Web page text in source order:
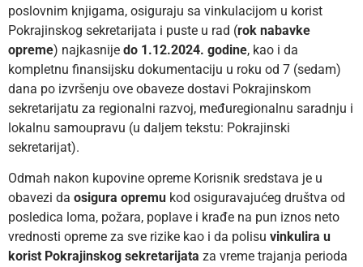
poslovnim knjigama, osiguraju sa vinkulacijom u korist
Pokrajinskog sekretarijata i puste u rad (rok nabavke
opreme) najkasnije do 1.12.2024. godine, kao i da
kompletnu finansijsku dokumentaciju u roku od 7 (sedam)
dana po izvršenju ove obaveze dostavi Pokrajinskom
sekretarijatu za regionalni razvoj, međuregionalnu saradnju i
lokalnu samoupravu (u daljem tekstu: Pokrajinski
sekretarijat).
Odmah nakon kupovine opreme Korisnik sredstava je u
obavezi da osigura opremu kod osiguravajućeg društva od
posledica loma, požara, poplave i krađe na pun iznos neto
vrednosti opreme za sve rizike kao i da polisu vinkulira u
korist Pokrajinskog sekretarijata za vreme trajanja perioda